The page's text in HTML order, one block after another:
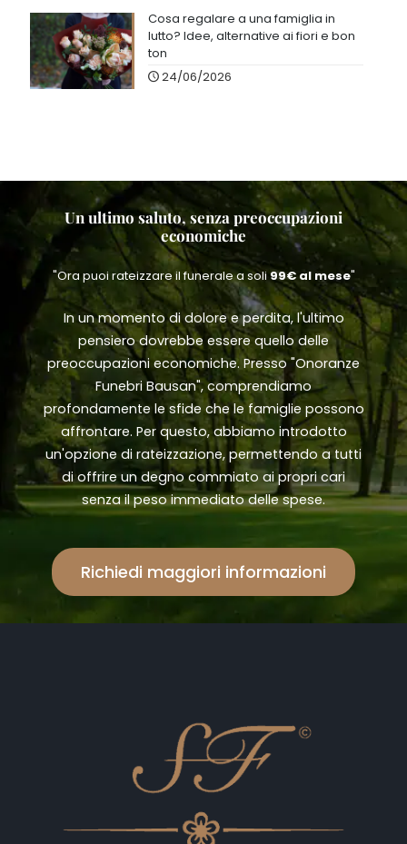
Cosa regalare a una famiglia in
lutto? Idee, alternative ai fiori e bon
ton
24/06/2026
Un ultimo saluto, senza preoccupazioni
economiche
"Ora puoi rateizzare il funerale a soli 99€ al mese"
In un momento di dolore e perdita, l'ultimo
pensiero dovrebbe essere quello delle
preoccupazioni economiche. Presso "Onoranze
Funebri Bausan", comprendiamo
profondamente le sfide che le famiglie possono
affrontare. Per questo, abbiamo introdotto
un'opzione di rateizzazione, permettendo a tutti
di offrire un degno commiato ai propri cari
senza il peso immediato delle spese.
Richiedi maggiori informazioni